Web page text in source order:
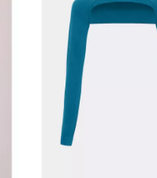
Бесшовные леггинсы
LEGGINGS (черный) Giulia